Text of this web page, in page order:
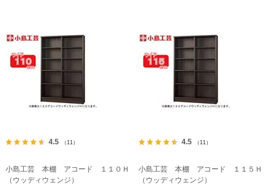
4.5 （11）
小島工芸 本棚 アコード １１０Ｈ
（ウッディウェンジ）
4.5 （11）
小島工芸 本棚 アコード １１５Ｈ
（ウッディウェンジ）